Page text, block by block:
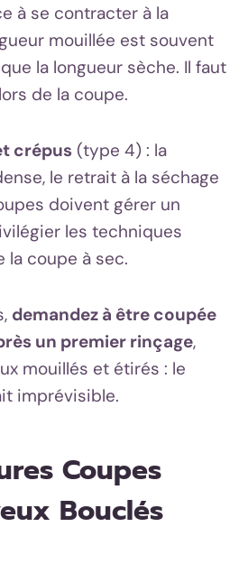
à se contracter à la
mouillée est souvent
la longueur sèche. Il faut
de la coupe.
crépus (type 4) : la
le retrait à la séchage
doivent gérer un
les techniques
la coupe à sec.
demandez à être coupée
un premier rinçage,
mouillés et étirés : le
imprévisible.
Coupes
Bouclés